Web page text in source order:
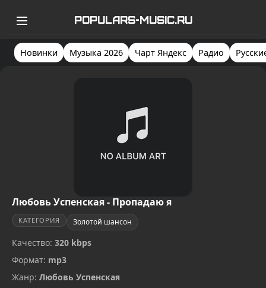
POPULARS-MUSIC.RU
Новинки Музыка 2026 Чарт Яндекс Радио
Любовь Успенская - Пропадаю я
КАТЕГОРИЯ Золотой шансон
Качество: 320 kbps
Формат: mp3
Жанр: Любовь Успенская